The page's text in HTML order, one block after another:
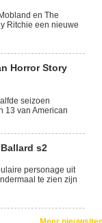
en The
Ritchie een nieuwe
Horror Story
seizoen
13 van American
s2
personage uit
te zien zijn